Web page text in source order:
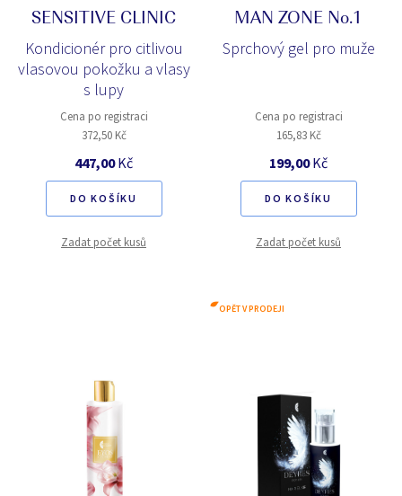
SENSITIVE CLINIC
Kondicionér pro citlivou
vlasovou pokožku a vlasy
s lupy
Cena po registraci
372,50 Kč
447,00Kč
DO KOŠÍKU
Zadat počet kusů
MAN ZONE No.1
Sprchový gel pro muže
Cena po registraci
165,83 Kč
199,00Kč
DO KOŠÍKU
Zadat počet kusů
OPĚT V PRODEJI